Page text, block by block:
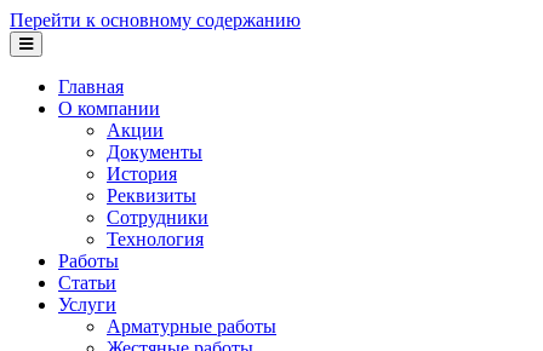
Перейти к основному содержанию
Главная
О компании
Акции
Документы
История
Реквизиты
Сотрудники
Технология
Работы
Статьи
Услуги
Арматурные работы